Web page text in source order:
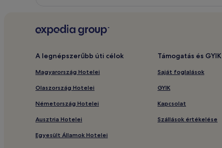
A legnépszerűbb úti célok
Magyarország Hotelei
Olaszország Hotelei
Németország Hotelei
Ausztria Hotelei
Egyesült Államok Hotelei
Támogatás és GYIK
Saját foglalások
GYIK
Kapcsolat
Szállások értékelése